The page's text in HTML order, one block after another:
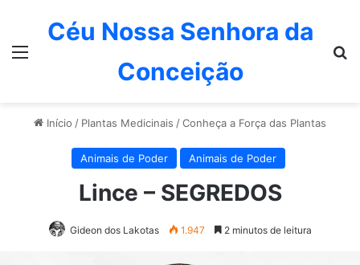
Céu Nossa Senhora da
Conceição
Início / Plantas Medicinais /Conheça a Força das Plantas
Animais de Poder Animais de Poder
Lince – SEGREDOS
Gideon dos Lakotas 1.947 2 minutos de leitura